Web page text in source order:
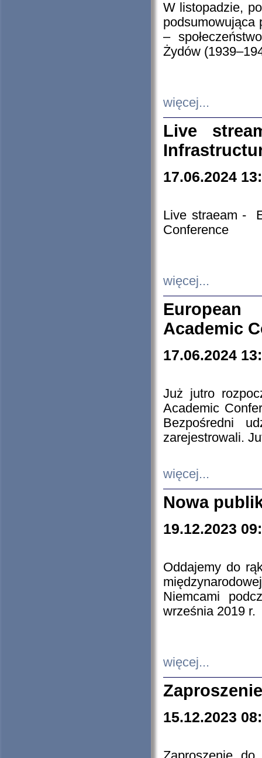
W listopadzie,
podsumowująca
–
Żydów
więcej...
Live
17.06.2024
Live straeam -
Conference
więcej...
European
Academic
17.06.2024
Już jutro
Academic
Bezpośredni
zarejestrowali.
więcej...
Nowa
19.12.2023
Oddajemy do
Niemcami
września 2019 r.
więcej...
15.12.2023